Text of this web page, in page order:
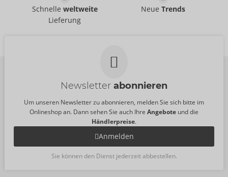
Schnelle weltweite
Lieferung
NeueTrends
Newsletter abonnieren
Um unseren Newsletter zu abonnieren, melden Sie sich bitte im
Onlineshop an. Dann sehen Sie auch Ihre Angebote und die
Händlerpreise.
Anmelden
Sie können den Dienst jederzeit abbestellen.